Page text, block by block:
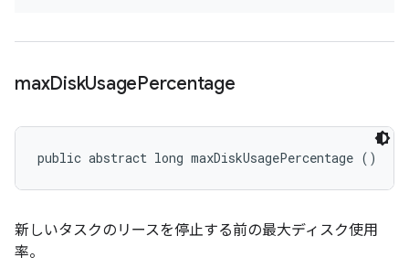
maxDiskUsagePercentage
public abstract long maxDiskUsagePercentage ()
新しいタスクのリースを停止する前の最大ディスク使用
率。